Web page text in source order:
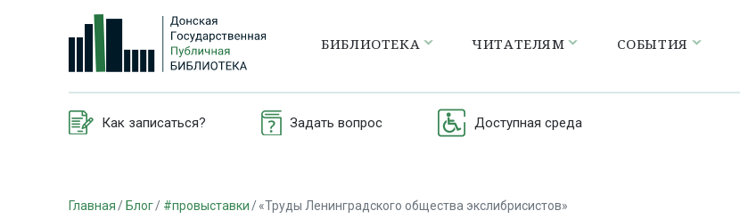
БИБЛИОТЕКА ЧИТАТЕЛЯМ СОБЫТИЯ
Как записаться? Задать вопрос Доступная среда
Главная Блог #провыставки «Труды Ленинградского общества экслибрисистов»